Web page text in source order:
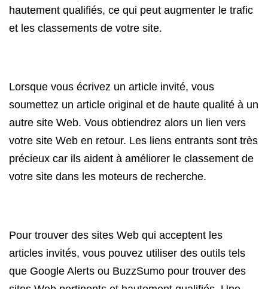
hautement qualifiés, ce qui peut augmenter le trafic
et les classements de votre site.
Lorsque vous écrivez un article invité, vous
soumettez un article original et de haute qualité à un
autre site Web. Vous obtiendrez alors un lien vers
votre site Web en retour. Les liens entrants sont très
précieux car ils aident à améliorer le classement de
votre site dans les moteurs de recherche.
Pour trouver des sites Web qui acceptent les
articles invités, vous pouvez utiliser des outils tels
que Google Alerts ou BuzzSumo pour trouver des